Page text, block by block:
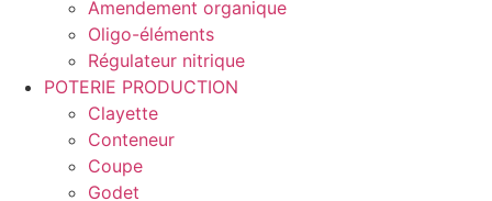
Amendement organique
Oligo-éléments
Régulateur nitrique
POTERIE PRODUCTION
Clayette
Conteneur
Coupe
Godet